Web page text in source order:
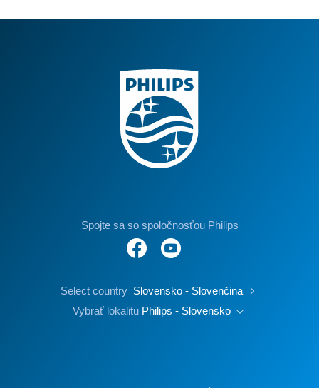
Spojte sa so spoločnosťou Philips
Select country Slovensko - Slovenčina
Vybrať lokalitu Philips - Slovensko